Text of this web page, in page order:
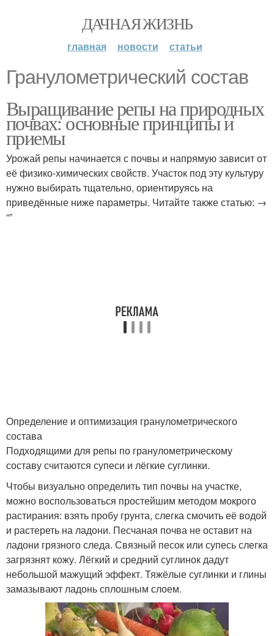
ДАЧНАЯ ЖИЗНЬ
главная новости статьи
Гранулометрический состав
Выращивание репы на природных
почвах: основные принципы и
приемы
Урожай репы начинается с почвы и напрямую зависит от
её физико-химических свойств. Участок под эту культуру
нужно выбирать тщательно, ориентируясь на
приведённые ниже параметры. Читайте также статью: →
“”
Определение и оптимизация гранулометрического
состава
Подходящими для репы по гранулометрическому
составу считаются супеси и лёгкие суглинки.
Чтобы визуально определить тип почвы на участке,
можно воспользоваться простейшим методом мокрого
растирания: взять пробу грунта, слегка смочить её водой
и растереть на ладони. Песчаная почва не оставит на
ладони грязного следа. Связный песок или супесь слегка
загрязнят кожу. Лёгкий и средний суглинок дадут
небольшой мажущий эффект. Тяжёлые суглинки и глины
замазывают ладонь сплошным слоем.